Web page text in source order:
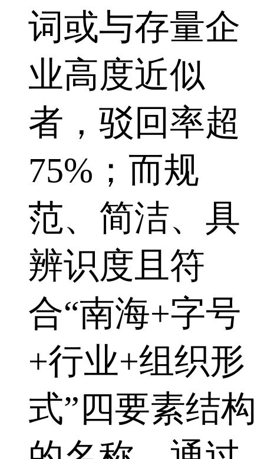
词或与存量企
业高度近似
者，驳回率超
75%；而规
范、简洁、具
辨识度且符
合“南海+字号
+行业+组织形
式”四要素结构